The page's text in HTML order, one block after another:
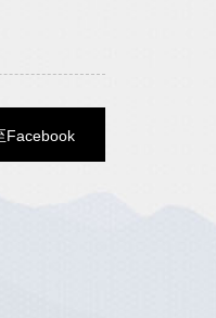
Facebook